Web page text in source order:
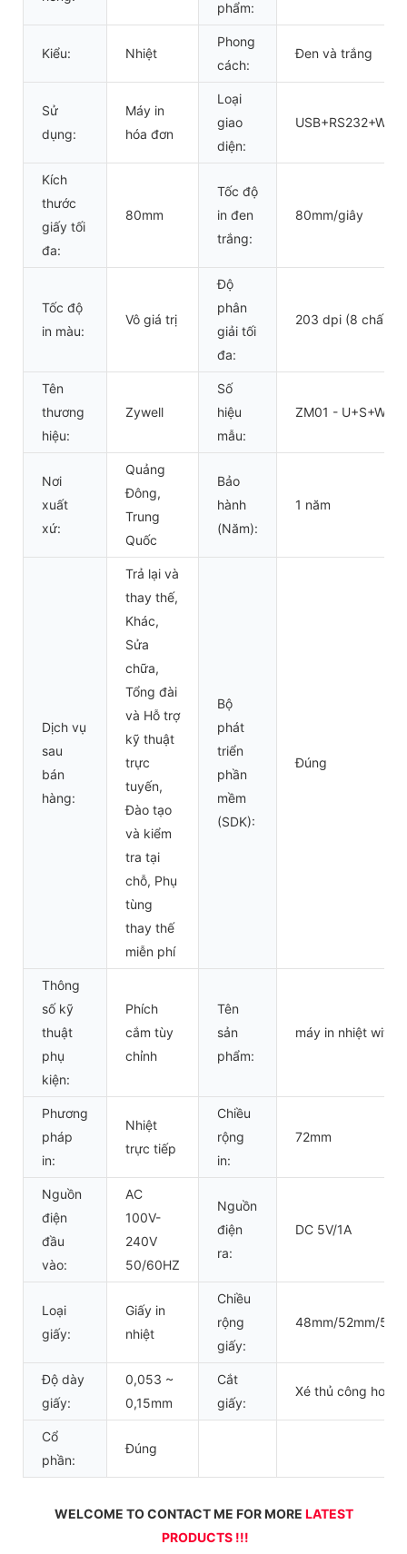
phẩm:
Kiểu: Nhiệt
Phong
cách:
Đen và trắng
Sử
dụng:
Máy in
hóa đơn
Loại
giao
diện:
USB+RS232+WIFI
Kích
thước
giấy tối
đa:
80mm
Tốc độ
in đen
trắng:
80mm/giây
Tốc độ
in màu:
Vô giá trị
Độ
phân
giải tối
đa:
203 dpi (8 chấm/
Tên
thương
hiệu:
Zywell
Số
hiệu
mẫu:
ZM01 - U+S+W
Nơi
xuất
xứ:
Quảng
Đông,
Trung
Quốc
Bảo
hành
(Năm):
1 năm
Dịch vụ
sau
bán
hàng:
Trả lại và
thay thế,
Khác,
Sửa
chữa,
Tổng đài
và Hỗ trợ
kỹ thuật
trực
tuyến,
Đào tạo
và kiểm
tra tại
chỗ, Phụ
tùng
thay thế
miễn phí
Bộ
phát
triển
phần
mềm
(SDK):
Đúng
Thông
số kỹ
thuật
phụ
kiện:
Phích
cắm tùy
chỉnh
Tên
sản
phẩm:
máy in nhiệt wifi
Phương
pháp
in:
Nhiệt
trực tiếp
Chiều
rộng
in:
72mm
Nguồn
điện
đầu
vào:
AC
100V-
240V
50/60HZ
Nguồn
điện
ra:
DC 5V/1A
Loại
giấy:
Giấy in
nhiệt
Chiều
rộng
giấy:
48mm/52mm/
Độ dày
giấy:
0,053 ~
0,15mm
Cắt
giấy:
Xé thủ công hoặc
Cổ
phần:
Đúng
WELCOME TO CONTACT ME FOR MORE LATEST
PRODUCTS !!!